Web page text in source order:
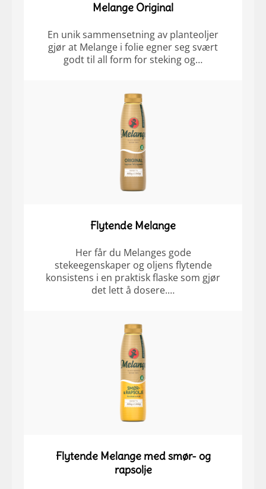
Melange Original
En unik sammensetning av planteoljer
gjør at Melange i folie egner seg svært
godt til all form for steking og…
Flytende Melange
Her får du Melanges gode
stekeegenskaper og oljens flytende
konsistens i en praktisk flaske som gjør
det lett å dosere.…
Flytende Melange med smør- og
rapsolje